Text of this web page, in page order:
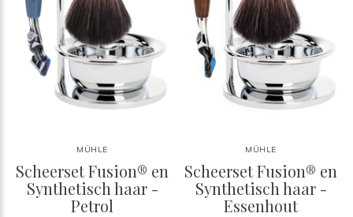
MÜHLE
Scheerset Fusion® en
Synthetisch haar -
Petrol
MÜHLE
Scheerset Fusion® en
Synthetisch haar -
Essenhout